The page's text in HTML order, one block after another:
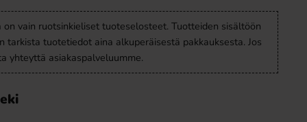
vain ruotsinkieliset tuoteselosteet. Tuotteiden sisältöön
tarkista tuotetiedot aina alkuperäisestä pakkauksesta. Jos
yhteyttä asiakaspalveluumme.